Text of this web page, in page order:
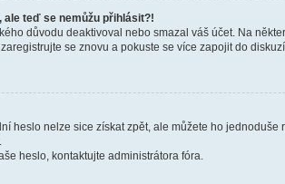
teď se nemůžu přihlásit?!
důvodu deaktivoval nebo smazal váš účet. Na
se znovu a pokuste se více zapojit do diskuzí.
heslo nelze sice získat zpět, ale můžete ho
heslo, kontaktujte administrátora fóra.